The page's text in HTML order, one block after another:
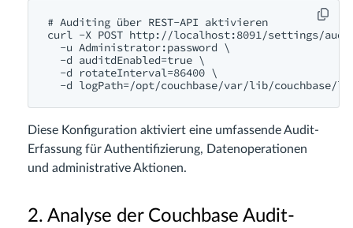
# Auditing über REST-API aktivieren
curl -X POST http://localhost:8091/settings/
  -u Administrator:password \
  -d auditdEnabled=true \
  -d rotateInterval=86400 \
Diese Konfiguration aktiviert eine umfassende Audit-
Erfassung für Authentifizierung, Datenoperationen
und administrative Aktionen.
2. Analyse der Couchbase Audit-